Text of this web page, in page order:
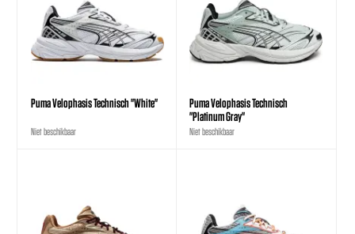
Puma Velophasis Technisch "White"
Niet beschikbaar
Puma Velophasis Technisch
"Platinum Gray"
Niet beschikbaar